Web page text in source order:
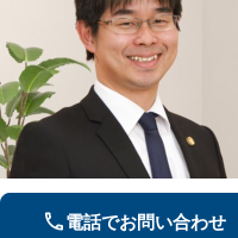
電話でお問い合わせ